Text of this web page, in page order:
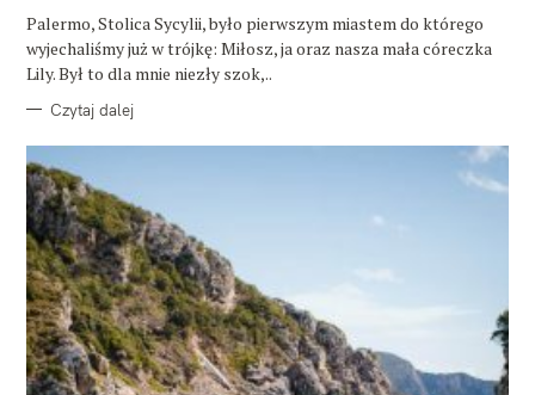
Palermo, Stolica Sycylii, było pierwszym miastem do którego
wyjechaliśmy już w trójkę: Miłosz, ja oraz nasza mała córeczka
Lily. Był to dla mnie niezły szok,..
Czytaj dalej